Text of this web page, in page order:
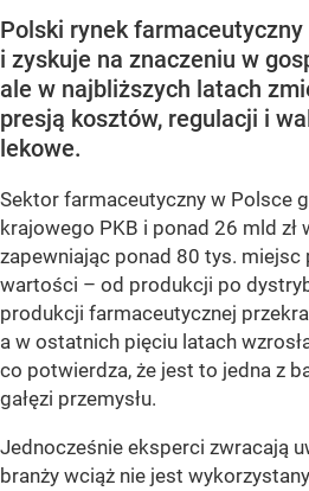
Polski rynek
i zyskuje na znaczeniu w
ale w najbliższych latach
presją kosztów, regulacji i
lekowe.
Sektor farmaceutyczny w Polsce
krajowego PKB i ponad 26 mld
zapewniając ponad 80 tys. miejsc
wartości – od produkcji po
produkcji farmaceutycznej
a w ostatnich pięciu latach
co potwierdza, że jest to jedna z
gałęzi przemysłu.
Jednocześnie eksperci zwracają
branży wciąż nie jest